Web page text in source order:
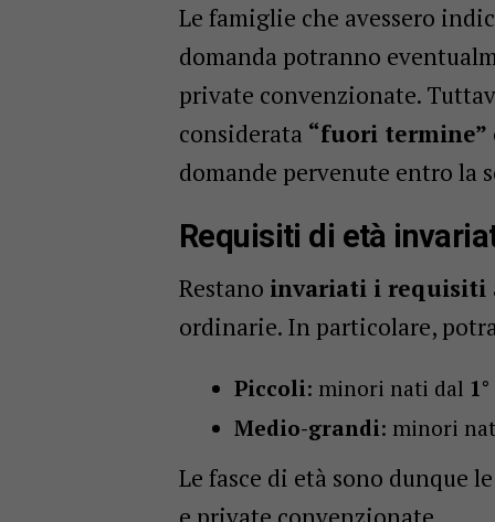
Le famiglie che avessero
domanda potranno
private convenzionate.
considerata “fuori termine”
domande pervenute entro la
Requisiti di età
Restano invariati i requisiti
ordinarie. In particolare,
Piccoli: minori nati dal
Medio-grandi: minori
Le fasce di età sono dunque